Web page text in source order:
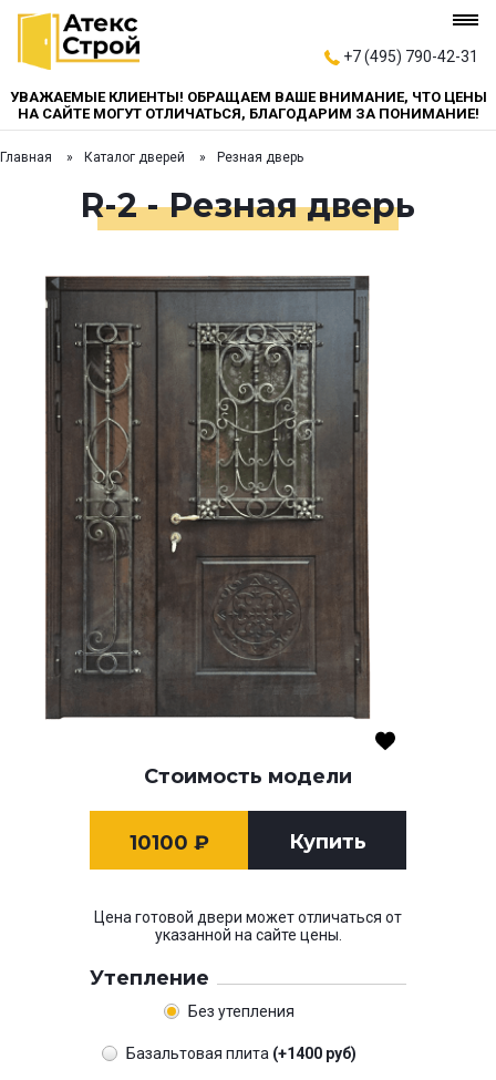
+7 (495) 790-42-31
УВАЖАЕМЫЕ КЛИЕНТЫ! ОБРАЩАЕМ ВАШЕ ВНИМАНИЕ, ЧТО ЦЕНЫ
НА САЙТЕ МОГУТ ОТЛИЧАТЬСЯ, БЛАГОДАРИМ ЗА ПОНИМАНИЕ!
Главная Каталог дверей Резная дверь
R-2 - Резная дверь
Стоимость модели
10100 ₽ Купить
Цена готовой двери может отличаться от
указанной на сайте цены.
Утепление
Без утепления
Базальтовая плита (+1400 руб)